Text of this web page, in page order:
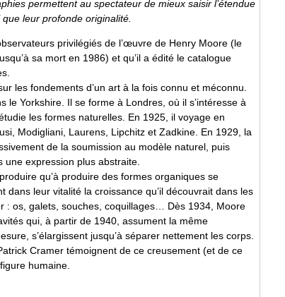
permettent au spectateur de mieux saisir l’étendue
leur profonde originalité.
privilégiés de l’œuvre de Henry Moore (le
sa mort en 1986) et qu’il a édité le catalogue
les fondements d’un art à la fois connu et méconnu.
Yorkshire. Il se forme à Londres, où il s’intéresse à
les formes naturelles. En 1925, il voyage en
Modigliani, Laurens, Lipchitz et Zadkine. En 1929, la
de la soumission au modèle naturel, puis
une expression plus abstraite.
qu’à produire des formes organiques se
leur vitalité la croissance qu’il découvrait dans les
: os, galets, souches, coquillages… Dès 1934, Moore
qui, à partir de 1940, assument la même
s’élargissent jusqu’à séparer nettement les corps.
Cramer témoignent de ce creusement (et de ce
humaine.